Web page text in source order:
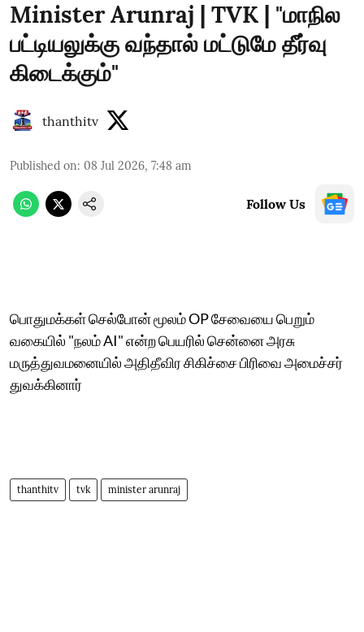
Minister Arunraj | TVK | "மாநில
பட்டியலுக்கு வந்தால் மட்டுமே தீர்வு
கிடைக்கும்"
thanthitv
Published on: 08 Jul 2026, 7:48 am
Follow Us
பொதுமக்கள் செல்போன் மூலம் OP சேவையை பெறும்
வகையில் "நலம் AI" என்ற பெயரில் சென்னை அரசு
மருத்துவமனையில் அதிதீவிர சிகிச்சை பிரிவை அமைச்சர்
துவக்கினார்
thanthitv tvk minister arunraj